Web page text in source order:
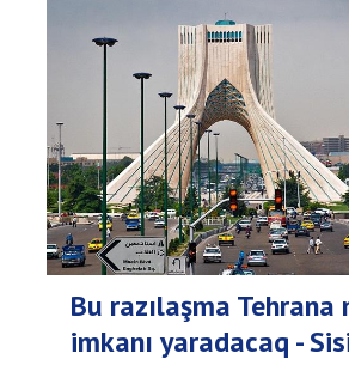
Bu razılaşma Tehrana
imkanı yaradacaq -